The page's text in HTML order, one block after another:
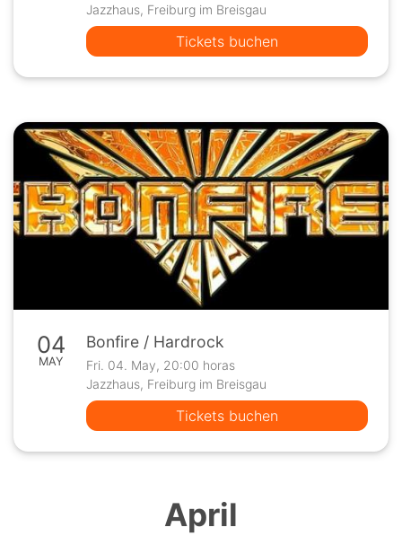
Jazzhaus, Freiburg im Breisgau
Tickets buchen
04
MAY
Bonfire / Hardrock
Fri. 04. May, 20:00 horas
Jazzhaus, Freiburg im Breisgau
Tickets buchen
April